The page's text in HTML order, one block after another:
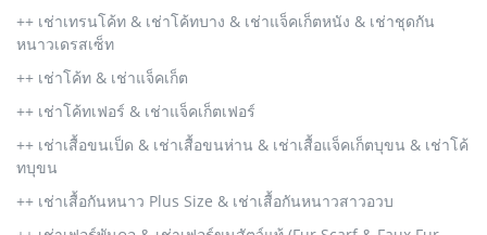
++ เช่าเทรนโค้ท & เช่าโค้ทบาง & เช่าแจ็คเก็ตหนัง & เช่าชุดกัน
หนาวเดรสเซ็ท
++ เช่าโค้ท & เช่าแจ็คเก็ต
++ เช่าโค้ทเฟอร์ & เช่าแจ็คเก็ตเฟอร์
++ เช่าเสื้อขนเป็ด & เช่าเสื้อขนห่าน & เช่าเสื้อแจ็คเก็ตบุขน & เช่าโค้
ทบุขน
++ เช่าเสื้อกันหนาว Plus Size & เช่าเสื้อกันหนาวสาวอวบ